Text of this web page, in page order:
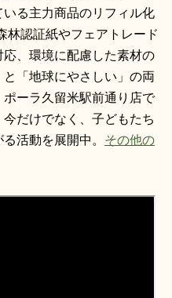
る主力商品のリフィル化
林認証紙やフェアトレード
、環境に配慮した素材の
「地球にやさしい」の両
ーラ久留米駅前通り店で
だけでなく、子どもたち
活動を展開中。 その他の